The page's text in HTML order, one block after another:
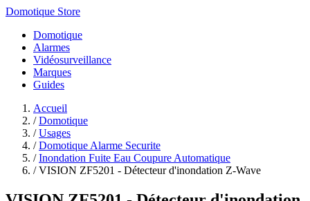
Domotique Store
Domotique
Alarmes
Vidéosurveillance
Marques
Guides
Accueil
/ Domotique
/ Usages
/ Domotique Alarme Securite
/ Inondation Fuite Eau Coupure Automatique
/ VISION ZF5201 - Détecteur d'inondation Z-Wave